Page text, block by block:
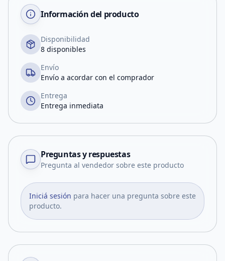
Información del producto
Disponibilidad
8 disponibles
Envío
Envío a acordar con el comprador
Entrega
Entrega inmediata
Preguntas y respuestas
Pregunta al vendedor sobre este producto
Iniciá sesión para hacer una pregunta sobre este
producto.